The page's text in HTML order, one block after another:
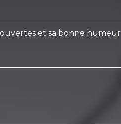
et sa bonne humeur